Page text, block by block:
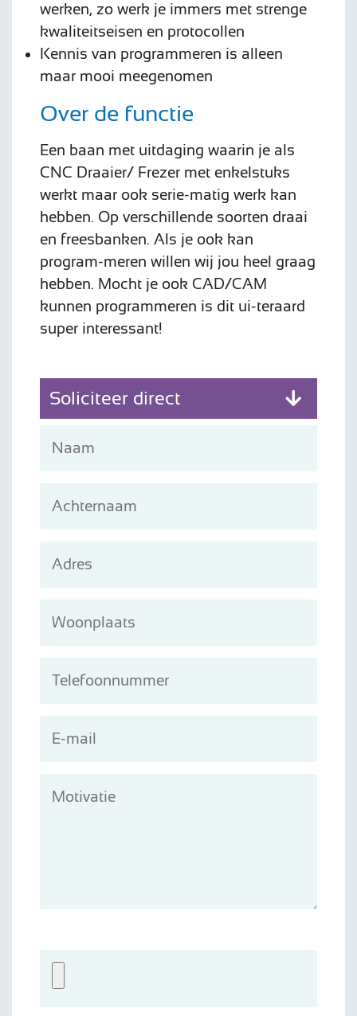
werken, zo werk je immers met strenge
kwaliteitseisen en protocollen
Kennis van programmeren is alleen
maar mooi meegenomen
Over de functie
Een baan met uitdaging waarin je als
CNC Draaier/ Frezer met enkelstuks
werkt maar ook serie-matig werk kan
hebben. Op verschillende soorten draai
en freesbanken. Als je ook kan
program-meren willen wij jou heel graag
hebben. Mocht je ook CAD/CAM
kunnen programmeren is dit ui-teraard
super interessant!
Soliciteer direct